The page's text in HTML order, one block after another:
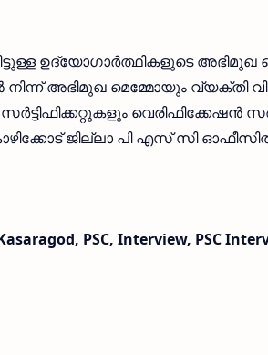
ഉദ്യോഗാര്‍ത്ഥികളുടെ
അഭിമുഖ മെമ്മോയും
വെരിഫിക്കേഷന്‍
ജില്ലാ പി എസ് സി
PSC, Interview, PSC